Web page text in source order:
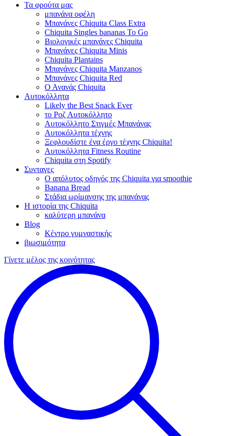
Τα φρούτα μας
μπανάνα οφέλη
Μπανάνες Chiquita Class Extra
Chiquita Singles bananas To Go
Βιολογικές μπανάνες Chiquita
Μπανάνες Chiquita Minis
Chiquita Plantains
Μπανάνες Chiquita Manzanos
Μπανάνες Chiquita Red
Ο Ανανάς Chiquita
Αυτοκόλλητα
Likely the Best Snack Ever
το Ροζ Αυτοκόλλητο
Αυτοκόλλητο Στιγμές Μπανάνας
Αυτοκόλλητα τέχνης
Ξεφλουδίστε ένα έργο τέχνης Chiquita!
Αυτοκόλλητα Fitness Routine
Chiquita στη Spotify
Συνταγες
Ο απόλυτος οδηγός της Chiquita για smoothie
Banana Bread
Στάδια ωρίμανσης της μπανάνας
Η ιστορία της Chiquita
καλύτερη μπανάνα
Blog
Κέντρο γυμναστικής
βιωσιμότητα
Γίνετε μέλος της κοινότητας